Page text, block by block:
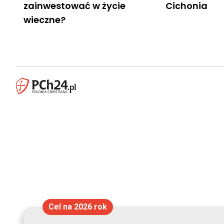
zainwestować w życie
wieczne?
Cichonia
Cel na 2026 rok